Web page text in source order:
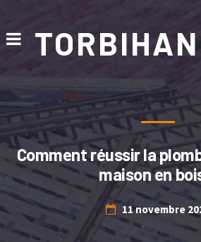
TORBIHAN
Comment réussir la
maison en
11 novembre